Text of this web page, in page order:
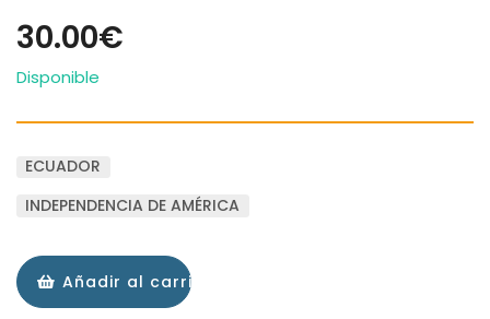
30.00€
Disponible
ECUADOR
INDEPENDENCIA DE AMÉRICA
Añadir al carrito